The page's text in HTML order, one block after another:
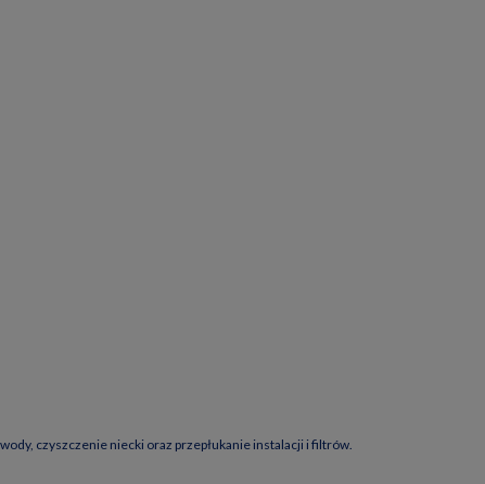
czyszczenie niecki oraz przepłukanie instalacji i filtrów.